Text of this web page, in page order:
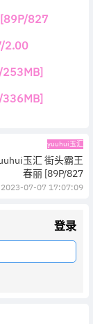
[89P/827
2.00
253MB]
336MB]
yuuhui玉汇
玉汇 街头霸王
春丽 [89P/827
2023-07-07 17:07:09
登录